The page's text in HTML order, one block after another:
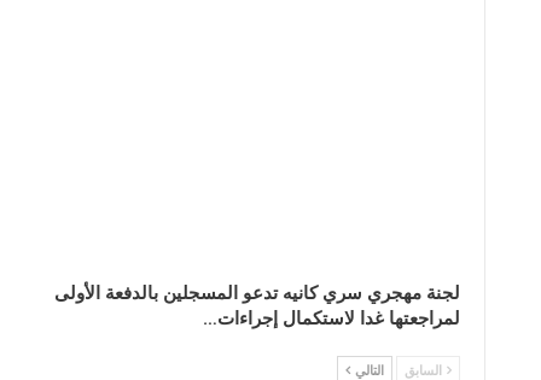
لجنة مهجري سري كانيه تدعو المسجلين بالدفعة الأولى
لمراجعتها غدا لاستكمال إجراءات…
السابق التالي